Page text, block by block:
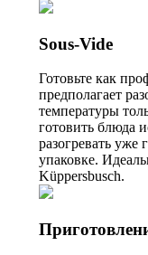
Sous-Vide
Готовьте как
предполагает
температуры
готовить блюда
разогревать уже
упаковке.
Küppersbusch.